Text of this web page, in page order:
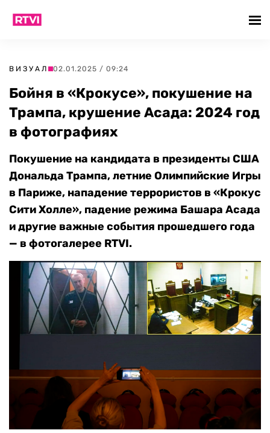
ВИЗУАЛ 02.01.2025 / 09:24
Бойня в «Крокусе», покушение на
Трампа, крушение Асада: 2024 год
в фотографиях
Покушение на кандидата в президенты США
Дональда Трампа, летние Олимпийские Игры
в Париже, нападение террористов в «Крокус
Сити Холле», падение режима Башара Асада
и другие важные события прошедшего года
— в фотогалерее RTVI.